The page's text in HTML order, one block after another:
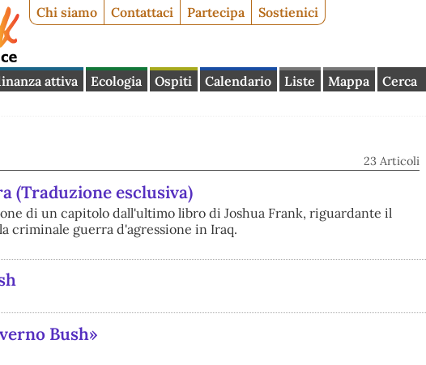
Chi siamo Contattaci Partecipa Sostienici
attiva Ecologia Ospiti Calendario Liste Mappa Cerca
23 Articoli
(Traduzione esclusiva)
di un capitolo dall'ultimo libro di Joshua Frank, riguardante il
criminale guerra d'agressione in Iraq.
Bush»